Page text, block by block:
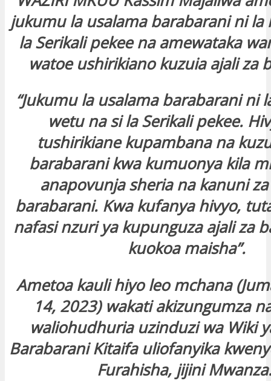
jukumu la usalama barabarani ni la
la Serikali pekee na amewataka
watoe ushirikiano kuzuia ajali za
“Jukumu la usalama barabarani ni
wetu na si la Serikali pekee.
tushirikiane kupambana na
barabarani kwa kumuonya kila
anapovunja sheria na kanuni
barabarani. Kwa kufanya hivyo,
nafasi nzuri ya kupunguza ajali za
kuokoa maisha”.
Ametoa kauli hiyo leo mchana
14, 2023) wakati akizungumza
waliohudhuria uzinduzi wa Wiki
Barabarani Kitaifa uliofanyika
Furahisha, jijini